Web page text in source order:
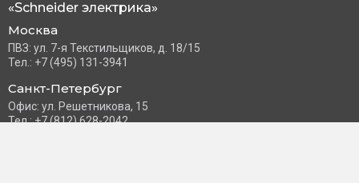
«Schneider электрика»
Москва
ПВЗ: ул. 7-я Текстильщиков, д. 18/15
Тел.: +7 (495) 131-3941
Санкт-Петербург
Офис: ул. Решетникова, 15
Тел.: +7 (812) 628-2042